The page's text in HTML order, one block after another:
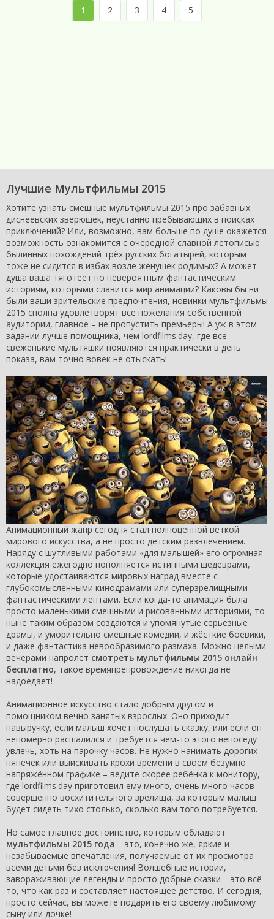
1 2 3 4 5
Лучшие Мультфильмы 2015
Хотите узнать смешные мультфильмы 2015 про забавных
диснеевских зверюшек, неустанно пребывающих в поисках
приключений? Или, возможно, вам больше по душе окажется
возможность ознакомится с очередной славной летописью
былинных похождений трёх русских богатырей, которым
тоже не сидится в избах возле жёнушек родимых? А может
душа ваша тяготеет по невероятным фантастическим
историям, которыми славится мир анимации? Каковы бы ни
были ваши зрительские предпочтения, новинки мультфильмы
2015 сполна удовлетворят все пожелания собственной
аудитории, главное – не пропустить премьеры! А уж в этом
задании лучше помощника, чем lordfilms.day, где все
свеженькие мультяшки появляются практически в день
показа, вам точно вовек не отыскать!
Анимационный жанр сегодня стал полноценной веткой
мирового искусства, а не просто детским развлечением.
Наряду с шутливыми работами «для малышей» его огромная
коллекция ежегодно пополняется истинными шедеврами,
которые удостаиваются мировых наград вместе с
глубокомысленными кинодрамами или суперзрелищными
фантастическими лентами. Если когда-то анимация была
просто маленькими смешными и рисованными историями, то
ныне таким образом создаются и упомянутые серьёзные
драмы, и уморительно смешные комедии, и жёсткие боевики,
и даже фантастика невообразимого размаха. Можно целыми
вечерами напролёт смотреть мультфильмы 2015 онлайн
бесплатно, такое времяпрепровождение никогда не
надоедает!
Анимационное искусство стало добрым другом и
помощником вечно занятых взрослых. Оно приходит
навыручку, если малыш хочет послушать сказку, или если он
непомерно расшалился и требуется чем-то этого непоседу
увлечь, хоть на парочку часов. Не нужно нанимать дорогих
нянечек или выискивать крохи времени в своём безумно
напряжённом графике – ведите скорее ребёнка к монитору,
где lordfilms.day приготовил ему много, очень много часов
совершенно восхитительного зрелища, за которым малыш
будет сидеть тихо столько, сколько вам того потребуется.
Но самое главное достоинство, которым обладают
мультфильмы 2015 года – это, конечно же, яркие и
незабываемые впечатления, получаемые от их просмотра
всеми детьми без исключения! Волшебные истории,
завораживающие легенды и просто добрые сказки – это всё
то, что как раз и составляет настоящее детство. И сегодня,
просто сейчас, вы можете подарить его своему любимому
сыну или дочке!